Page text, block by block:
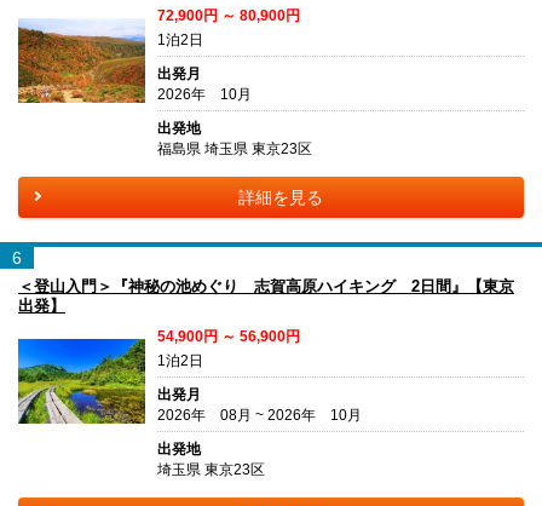
72,900円 ～ 80,900円
1泊2日
出発月
2026年 10月
出発地
福島県 埼玉県 東京23区
詳細を見る
6
＜登山入門＞『神秘の池めぐり 志賀高原ハイキング 2日間』【東京
出発】
54,900円 ～ 56,900円
1泊2日
出発月
2026年 08月 ~ 2026年 10月
出発地
埼玉県 東京23区